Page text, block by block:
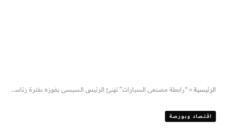
الرئيسية » “رابطة مصنعى السيارات” تهنئ الرئيس السيسي بفوزه بفترة رئاسية جديدة
اقتصاد وبورصة